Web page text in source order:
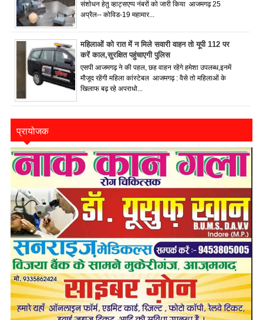
संशोधन हेतु व्हाट्सएप्प नंबरों को जारी किया आजमगढ़ 25
अप्रैल-- कोविड-19 महामार...
महिलाओं को रात में न मिले सवारी वाहन तो यूपी 112 पर
करें काल,सुरक्षित पहुंचाएगी पुलिस
एसपी आजमगढ़ ने की पहल, छह वाहन रहेंगे हमेशा उपलब्ध,इनमें
मौजूद रहेंगी महिला कांस्टेबल आजमगढ़ : वैसे तो महिलाओं के
खिलाफ बढ़ रहे अपराधो...
प्रायोजक